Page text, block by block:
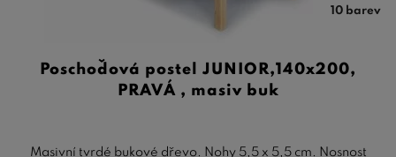
10 barev
Poschoďová postel JUNIOR,140x200,
PRAVÁ , masiv buk
Masivní tvrdé bukové dřevo. Nohy 5,5 x 5,5 cm. Nosnost